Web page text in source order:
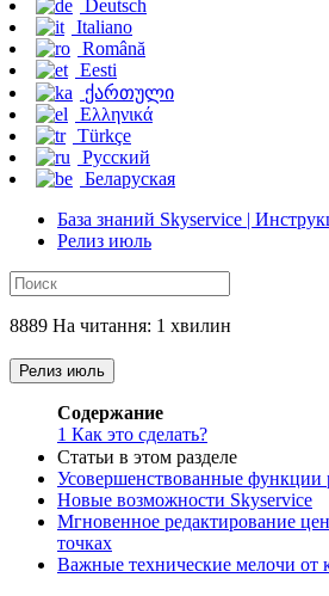
Deutsch
Italiano
Română
Eesti
ქართული
Ελληνικά
Türkçe
Русский
Беларуская
База знаний Skyservice |
Релиз июль
8889 На читання: 1 хвилин
Релиз июль
Содержание
1 Как это сделать?
Статьи в этом разделе
Усовершенствованные функции
Новые возможности Skyservice
Мгновенное редактирование
точках
Важные технические мелочи от